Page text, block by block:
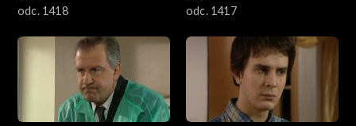
odc. 1418
odc. 1417